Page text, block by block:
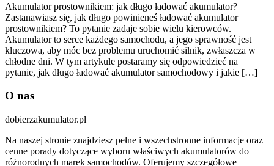
Akumulator prostownikiem: jak długo ładować akumulator?
Zastanawiasz się, jak długo powinieneś ładować akumulator
prostownikiem? To pytanie zadaje sobie wielu kierowców.
Akumulator to serce każdego samochodu, a jego sprawność jest
kluczowa, aby móc bez problemu uruchomić silnik, zwłaszcza w
chłodne dni. W tym artykule postaramy się odpowiedzieć na
pytanie, jak długo ładować akumulator samochodowy i jakie […]
O nas
dobierzakumulator.pl
Na naszej stronie znajdziesz pełne i wszechstronne informacje oraz
cenne porady dotyczące wyboru właściwych akumulatorów do
różnorodnych marek samochodów. Oferujemy szczegółowe